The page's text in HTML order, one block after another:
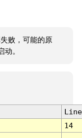
败，可能的原
。
Line
14